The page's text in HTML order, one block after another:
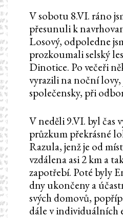
V sobotu 8.VI. ráno
přesunuli k
Losový, odpoledne
prozkoumali selský
Dinotice. Po večeři
vyrazili na noční
společensky, při
V neděli 9.VI. byl čas
průzkum překrásné
Razula, jenž je od
vzdálena asi 2 km a
zapotřebí. Poté byly
dny ukončeny a
svých domovů,
dále v individuálních